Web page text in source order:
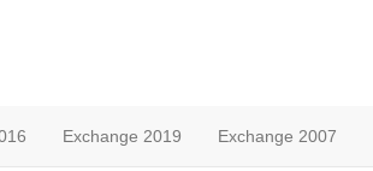
Exchange 2019 Exchange 2007